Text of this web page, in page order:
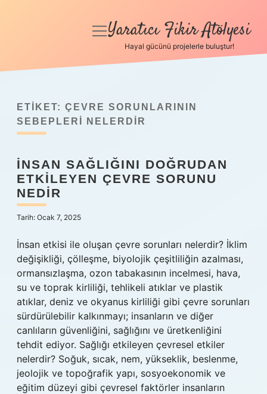
Anasayfa
Yasal Uyarı
menüyü
Yaratıcı Fikir Atölyesi
Hayal gücünü projelerle buluştur!
ETIKET: ÇEVRE SORUNLARININ
SEBEPLERI NELERDIR
İNSAN SAĞLIĞINI DOĞRUDAN
ETKILEYEN ÇEVRE SORUNU
NEDIR
Tarih: Ocak 7, 2025
İnsan etkisi ile oluşan çevre sorunları nelerdir? İklim
değişikliği, çölleşme, biyolojik çeşitliliğin azalması,
ormansızlaşma, ozon tabakasının incelmesi, hava,
su ve toprak kirliliği, tehlikeli atıklar ve plastik
atıklar, deniz ve okyanus kirliliği gibi çevre sorunları
sürdürülebilir kalkınmayı; insanların ve diğer
canlıların güvenliğini, sağlığını ve üretkenliğini
tehdit ediyor. Sağlığı etkileyen çevresel etkiler
nelerdir? Soğuk, sıcak, nem, yükseklik, beslenme,
jeolojik ve topoğrafik yapı, sosyoekonomik ve
eğitim düzeyi gibi çevresel faktörler insanların